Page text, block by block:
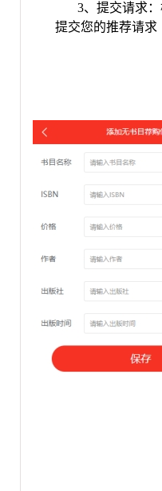
3、 提交请求：
提交您的推荐请求